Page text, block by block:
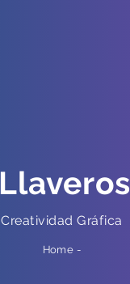
Llaveros
Creatividad Gráfica
Home-